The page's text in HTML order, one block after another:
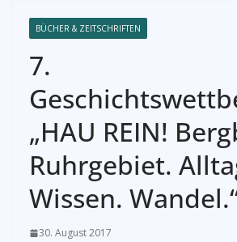
BÜCHER & ZEITSCHRIFTEN
7.
„HAU REIN!
Ruhrgebiet.
Wissen.
30. August 2017